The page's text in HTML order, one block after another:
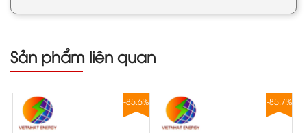
Sản phẩm liên quan
-85.6% -85.7%